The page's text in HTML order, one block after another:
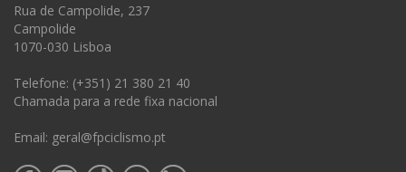
Rua de Campolide, 237
Campolide
1070-030 Lisboa
Telefone: (+351) 21 380 21 40
Chamada para a rede fixa nacional
Email: geral@fpciclismo.pt